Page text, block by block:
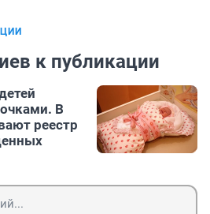
к публикации
В
реестр